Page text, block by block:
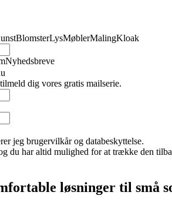
BlomsterLysMøblerMalingKloak
Nyhedsbreve
dig vores gratis mailserie.
jeg brugervilkår og databeskyttelse.
du har altid mulighed for at trække den
løsninger til små